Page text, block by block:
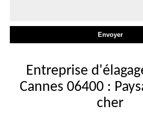
Entreprise
Cannes 06400 :
cher